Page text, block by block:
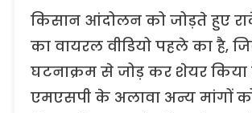
किसान आंदोलन को जोड़ते हुए
का वायरल वीडियो पहले का है,
घटनाक्रम से जोड़ कर शेयर किया
एमएसपी के अलावा अन्य मांगों